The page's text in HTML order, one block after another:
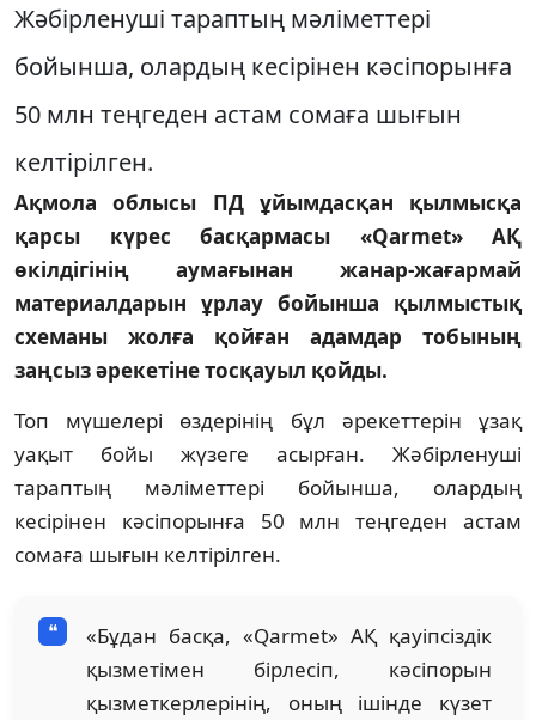
Жәбірленуші тараптың мәліметтері
бойынша, олардың кесірінен кәсіпорынға
50 млн теңгеден астам сомаға шығын
келтірілген.
Ақмола облысы ПД ұйымдасқан қылмысқа
қарсы күрес басқармасы «Qarmet» АҚ
өкілдігінің аумағынан жанар-жағармай
материалдарын ұрлау бойынша қылмыстық
схеманы жолға қойған адамдар тобының
заңсыз әрекетіне тосқауыл қойды.
Топ мүшелері өздерінің бұл әрекеттерін ұзақ
уақыт бойы жүзеге асырған. Жәбірленуші
тараптың мәліметтері бойынша, олардың
кесірінен кәсіпорынға 50 млн теңгеден астам
сомаға шығын келтірілген.
«Бұдан басқа, «Qarmet» АҚ қауіпсіздік
қызметімен бірлесіп, кәсіпорын
қызметкерлерінің, оның ішінде күзет